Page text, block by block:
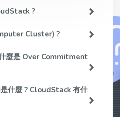
?
Cluster) ?
麼是 Over Commitment
什麼 ? CloudStack 有什